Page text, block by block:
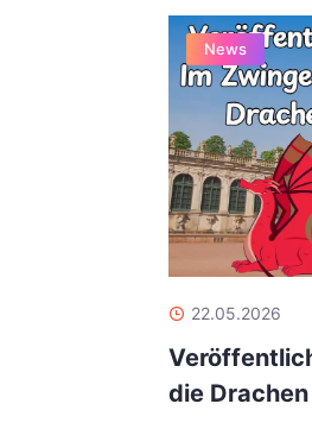
News
22.05.2026
die